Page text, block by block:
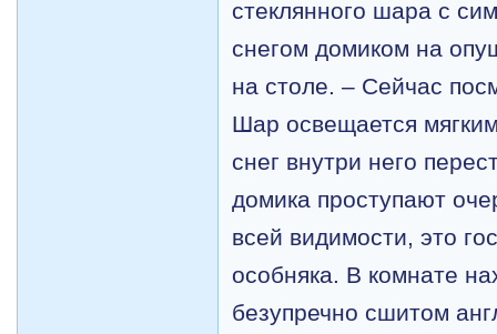
стеклянного шара с
снегом домиком на
на столе. – Сейчас
Шар освещается
снег внутри него
домика проступают
всей видимости, это
особняка. В комнате
безупречно сшитом